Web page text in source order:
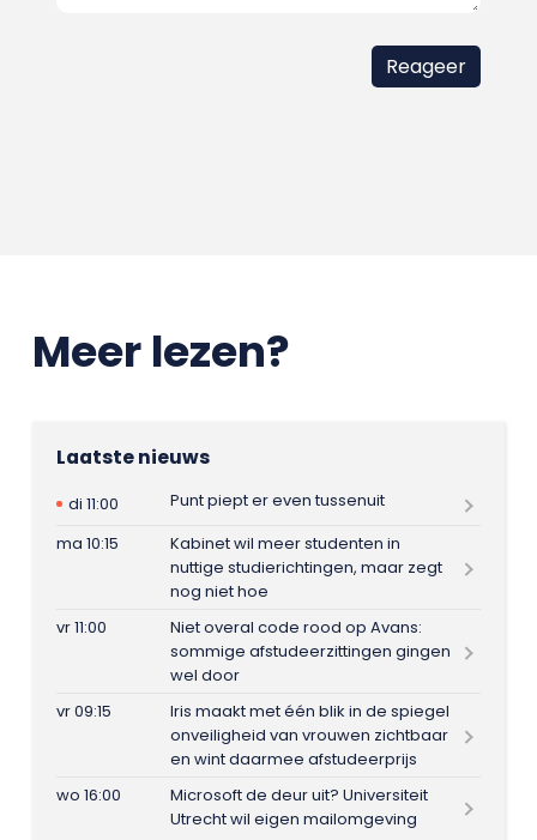
Meer lezen?
Laatste nieuws
di 11:00
Punt piept er even tussenuit
ma 10:15
Kabinet wil meer studenten in
nuttige studierichtingen, maar zegt
nog niet hoe
vr 11:00
Niet overal code rood op Avans:
sommige afstudeerzittingen gingen
wel door
vr 09:15
Iris maakt met één blik in de spiegel
onveiligheid van vrouwen zichtbaar
en wint daarmee afstudeerprijs
wo 16:00
Microsoft de deur uit? Universiteit
Utrecht wil eigen mailomgeving